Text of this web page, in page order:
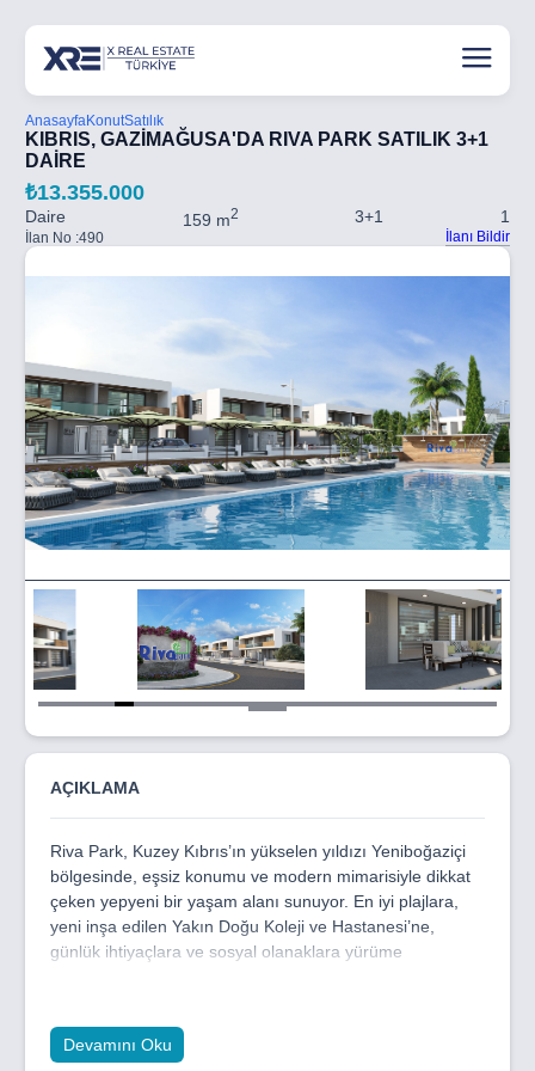
AnasayfaKonutSatılık
KIBRIS, GAZİMAĞUSA'DA RIVA PARK SATILIK 3+1
DAİRE
₺13.355.000
Daire 159 m2 3+1 1
İlan No :490 İlanı Bildir
5
of
AÇIKLAMA
Riva Park, Kuzey Kıbrıs’ın yükselen yıldızı Yeniboğaziçi
bölgesinde, eşsiz konumu ve modern mimarisiyle dikkat
çeken yepyeni bir yaşam alanı sunuyor. En iyi plajlara,
yeni inşa edilen Yakın Doğu Koleji ve Hastanesi’ne,
günlük ihtiyaçlara ve sosyal olanaklara yürüme
Projede, teraslı ve bahçeli 1+1, 2+1 ve 3+1 daireler, 3+1
Devamını Oku